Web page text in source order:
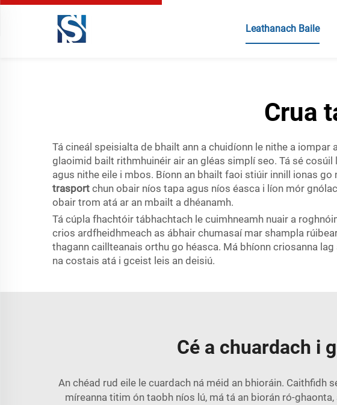
Leathanach Baile
Crua
Tá cineál speisialta de bhailt ann a chuidíonn le nithe a
glaoimid bailt rithmhuinéir air an gléas simplí seo. Tá sé
agus nithe eile i mbos. Bíonn an bhailt faoi stiúir innill ionas
trasport chun obair níos tapa agus níos éasca i líon mór
obair trom atá ar an mbailt a dhéanamh.
Tá cúpla fhachtóir tábhachtach le cuimhneamh nuair a
crios ardfheidhmeach as ábhair chumasaí mar shampla
thagann caillteanais orthu go héasca. Má bhíonn criosanna
na costais atá i gceist leis an deisiú.
Cé a chuardach i
An chéad rud eile le cuardach ná méid an bhioráin. Caithfidh
míreanna titim ón taobh níos lú, má tá an biorán ró-